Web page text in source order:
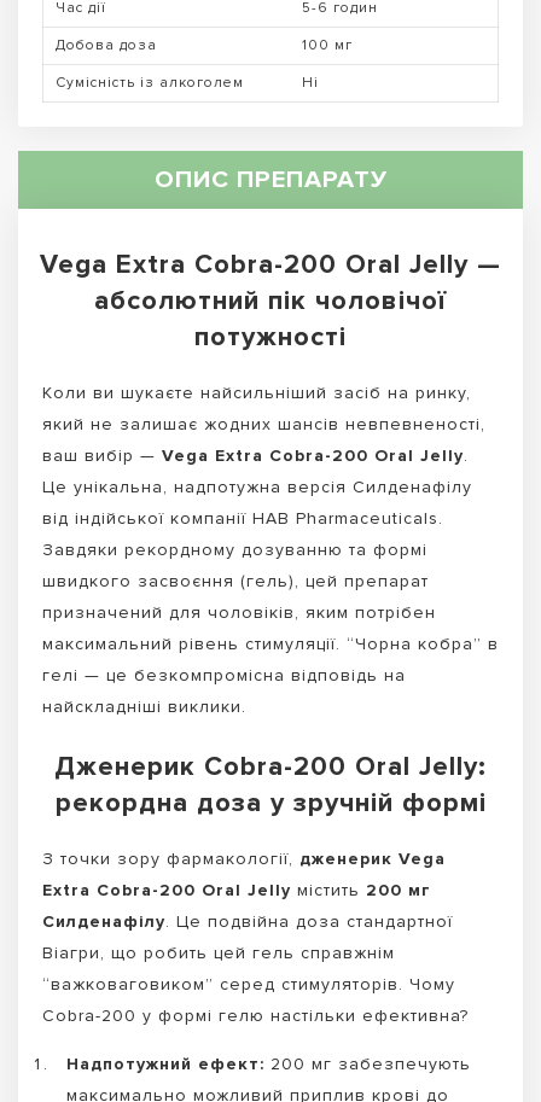
Час дії 5-6 годин
Добова доза 100 мг
Сумісність із алкоголем Ні
ОПИС ПРЕПАРАТУ
Vega Extra Cobra-200 Oral Jelly —
абсолютний пік чоловічої
потужності
Коли ви шукаєте найсильніший засіб на ринку,
який не залишає жодних шансів невпевненості,
ваш вибір — Vega Extra Cobra-200 Oral Jelly.
Це унікальна, надпотужна версія Силденафілу
від індійської компанії HAB Pharmaceuticals.
Завдяки рекордному дозуванню та формі
швидкого засвоєння (гель), цей препарат
призначений для чоловіків, яким потрібен
максимальний рівень стимуляції. “Чорна кобра” в
гелі — це безкомпромісна відповідь на
найскладніші виклики.
Дженерик Cobra-200 Oral Jelly:
рекордна доза у зручній формі
З точки зору фармакології, дженерик Vega
Extra Cobra-200 Oral Jelly містить 200 мг
Силденафілу. Це подвійна доза стандартної
Віагри, що робить цей гель справжнім
“важковаговиком” серед стимуляторів. Чому
Cobra-200 у формі гелю настільки ефективна?
Надпотужний ефект: 200 мг забезпечують
максимально можливий приплив крові до